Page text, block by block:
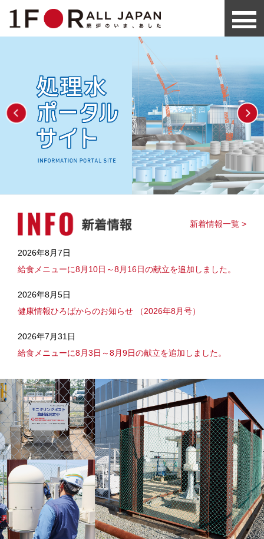
新着情報一覧 >
2026年8月7日
給食メニューに8月10日～8月16日の献立を追加しました。
2026年8月5日
健康情報ひろばからのお知らせ （2026年8月号）
2026年7月31日
給食メニューに8月3日～8月9日の献立を追加しました。